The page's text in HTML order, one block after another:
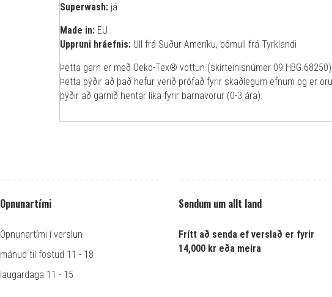
Superwash: já
Made in: EU
Uppruni hráefnis: Ull frá Suður Ameríku, bómull frá Tyrklandi
Þetta garn er með Oeko-Tex® vottun (skírteinisnúmer
Þetta þýðir að það hefur verið prófað fyrir skaðlegum efnum og er
þýðir að garnið hentar líka fyrir barnavörur (0-3 ára).
Opnunartími
Opnunartími í verslun
mánud til föstud 11 - 18
laugardaga 11 - 15
Sendum um allt land
Frítt að senda ef verslað er fyrir
14,000 kr eða meira